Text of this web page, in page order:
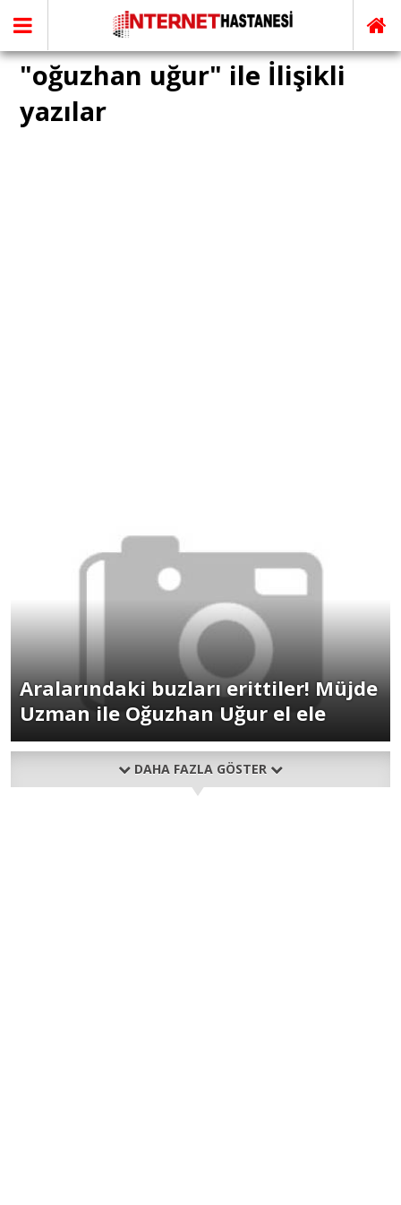
"oğuzhan uğur" ile İlişikli
yazılar
Aralarındaki buzları erittiler! Müjde
Uzman ile Oğuzhan Uğur el ele
DAHA FAZLA GÖSTER